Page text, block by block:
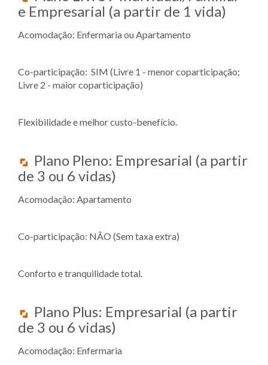
e Empresarial (a partir de 1 vida)
Acomodação: Enfermaria ou Apartamento
Co-participação: SIM (Livre 1 - menor coparticipação;
Livre 2 - maior coparticipação)
Flexibilidade e melhor custo-benefício.
Plano Pleno: Empresarial (a partir
de 3 ou 6 vidas)
Acomodação: Apartamento
Co-participação: NÃO (Sem taxa extra)
Conforto e tranquilidade total.
Plano Plus: Empresarial (a partir
de 3 ou 6 vidas)
Acomodação: Enfermaria